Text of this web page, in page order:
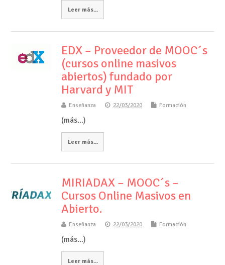
Leer más...
EDX – Proveedor de MOOC´s
(cursos online masivos
abiertos) fundado por
Harvard y MIT
Enseñanza 22/03/2020 Formación
(más…)
Leer más...
MIRIADAX – MOOC´s –
Cursos Online Masivos en
Abierto.
Enseñanza 22/03/2020 Formación
(más…)
Leer más...